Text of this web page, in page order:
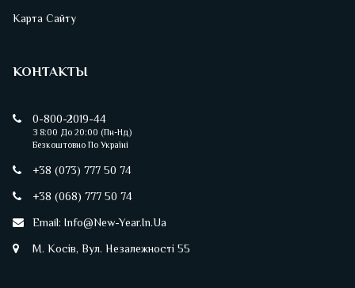
Карта Сайту
КОНТАКТЫ
0-800-2019-44
З 8:00 До 20:00 (пн-Нд)
Безкоштовно По Україні
+38 (073) 777 50 74
+38 (068) 777 50 74
Email: Info@new-Year.in.ua
М. Косів, Вул. Незалежності 55